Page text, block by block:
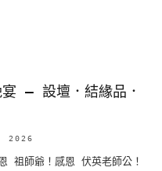
– 設壇．結緣品．
2026
師爺！感恩 伏英老師公！